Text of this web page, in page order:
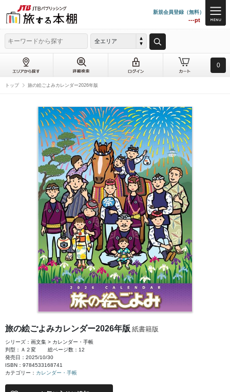
新規会員登録（無料）
---pt
全エリア
0
トップ 旅の絵ごよみカレンダー2026年版
旅の絵ごよみカレンダー2026年版 紙書籍版
シリーズ：画文集 > カレンダー・手帳
判型：Ａ２変
総ページ数：12
発売日：2025/10/30
ISBN：9784533168741
カテゴリー： カレンダー・手帳